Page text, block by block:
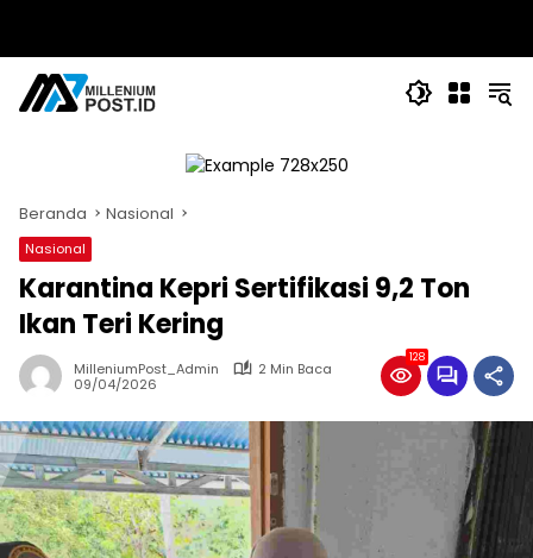
Beranda Nasional
Nasional
Karantina Kepri Sertifikasi 9,2 Ton
Ikan Teri Kering
MilleniumPost_Admin
2 Min Baca
09/04/2026
128